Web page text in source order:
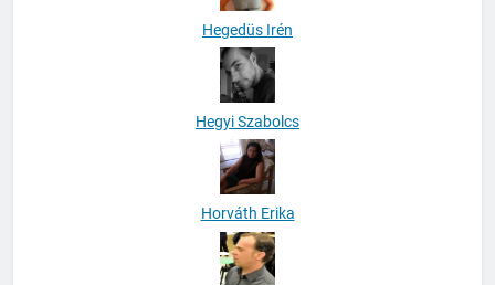
Hegedüs Irén
Hegyi Szabolcs
Horváth Erika